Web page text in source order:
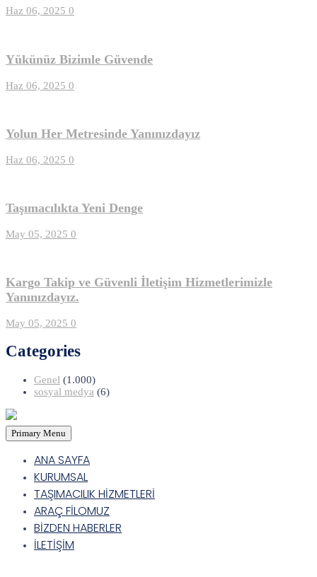
Haz 06, 2025 0
Yükünüz Bizimle Güvende
Haz 06, 2025 0
Yolun Her Metresinde Yanınızdayız
Haz 06, 2025 0
Taşımacılıkta Yeni Denge
May 05, 2025 0
Kargo Takip ve Güvenli İletişim Hizmetlerimizle
Yanınızdayız.
May 05, 2025 0
Categories
Genel (1.000)
sosyal medya (6)
Primary Menu
ANA SAYFA
KURUMSAL
TAŞIMACILIK HİZMETLERİ
ARAÇ FİLOMUZ
BİZDEN HABERLER
İLETİŞİM